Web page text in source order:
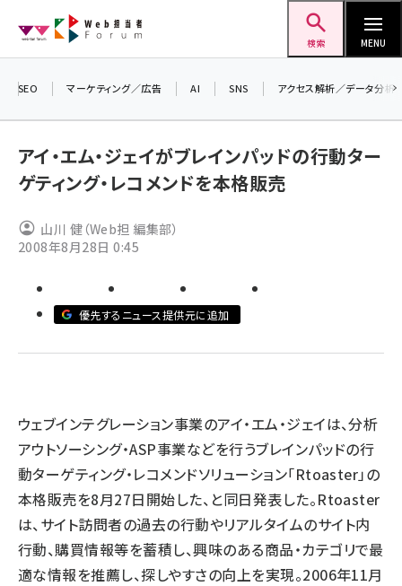
ン
検索 MENU
ai (2818)
note (2320)
llmo (1167)
SEO マーケティング／広告 AI SNS アクセス解析／データ分析
アイ・エム・ジェイがブレインパッドの行動ター
ゲティング・レコメンドを本格販売
山川 健（Web担 編集部）
2008年8月28日 0:45
優先するニュース提供元に追加
ウェブインテグレーション事業のアイ・エム・ジェイは、分析
アウトソーシング・ASP事業などを行うブレインパッドの行
動ターゲティング・レコメンドソリューション「Rtoaster」の
本格販売を8月27日開始した、と同日発表した。Rtoaster
は、サイト訪問者の過去の行動やリアルタイムのサイト内
行動、購買情報等を蓄積し、興味のある商品・カテゴリで最
適な情報を推薦し、探しやすさの向上を実現。2006年11月
る